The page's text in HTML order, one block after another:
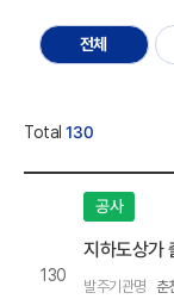
전체
Total130
130
공사
지하도상가
발주기관명 춘